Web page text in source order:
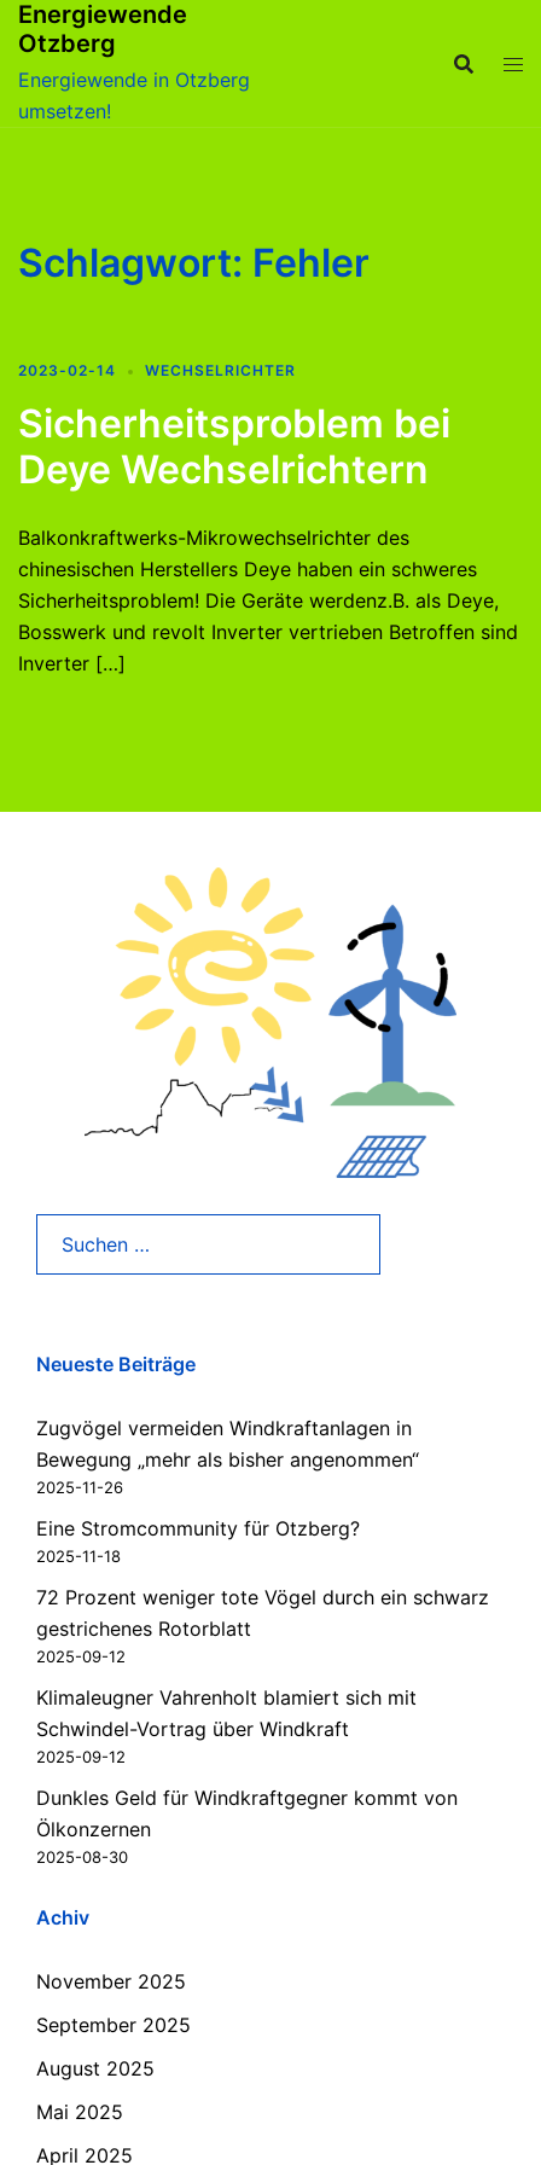
Zum
Inhalt
springen
Energiewende
Otzberg
Energiewende in Otzberg
umsetzen!
Schlagwort: Fehler
2023-02-14 WECHSELRICHTER
Sicherheitsproblem bei
Deye Wechselrichtern
Balkonkraftwerks-Mikrowechselrichter des
chinesischen Herstellers Deye haben ein schweres
Sicherheitsproblem! Die Geräte werdenz.B. als Deye,
Bosswerk und revolt Inverter vertrieben Betroffen sind
Inverter […]
nach:
Neueste Beiträge
Zugvögel vermeiden Windkraftanlagen in
Bewegung „mehr als bisher angenommen“
2025-11-26
Eine Stromcommunity für Otzberg?
2025-11-18
72 Prozent weniger tote Vögel durch ein schwarz
gestrichenes Rotorblatt
2025-09-12
Klimaleugner Vahrenholt blamiert sich mit
Schwindel-Vortrag über Windkraft
2025-09-12
Dunkles Geld für Windkraftgegner kommt von
Ölkonzernen
2025-08-30
Achiv
November 2025
September 2025
August 2025
Mai 2025
April 2025